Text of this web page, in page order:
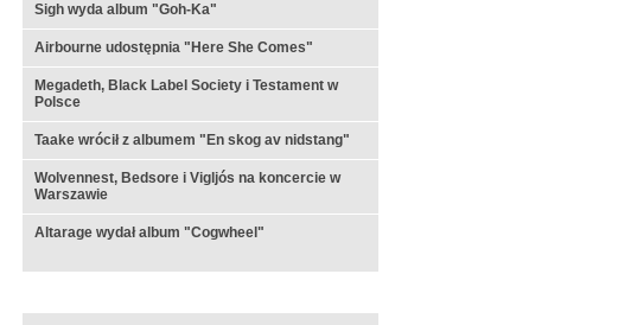
Sigh wyda album "Goh-Ka"
Airbourne udostępnia "Here She Comes"
Megadeth, Black Label Society i Testament w
Polsce
Taake wrócił z albumem "En skog av nidstang"
Wolvennest, Bedsore i Vigljós na koncercie w
Warszawie
Altarage wydał album "Cogwheel"